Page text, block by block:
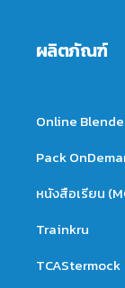
ผลิตภัณฑ์
Online
Pack
หนังสือเรียน
Trainkru
TCAStermock